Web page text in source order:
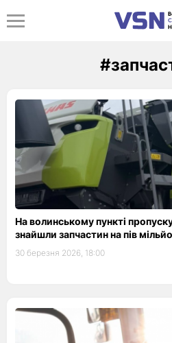
На волинському пункті
знайшли запчастин на пів
30 березня 2026, 18:00